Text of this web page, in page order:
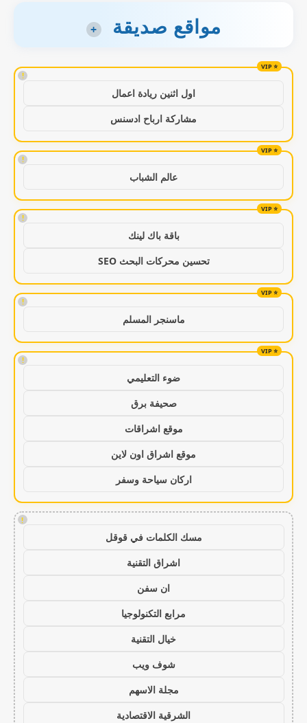
مواقع صديقة +
!
اول اثنين ريادة اعمال
مشاركة ارباح ادسنس
!
عالم الشباب
!
باقة باك لينك
تحسين محركات البحث SEO
!
ماسنجر المسلم
!
ضوء التعليمي
صحيفة برق
موقع اشراقات
موقع اشراق اون لاين
اركان سياحة وسفر
!
مسك الكلمات في قوقل
اشراق التقنية
ان سفن
مرابع التكنولوجيا
خيال التقنية
شوف ويب
مجلة الاسهم
الشرقية الاقتصادية